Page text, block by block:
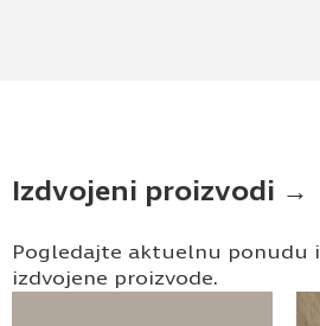
Izdvojeni proizvodi →
Pogledajte aktuelnu ponudu i
izdvojene proizvode.